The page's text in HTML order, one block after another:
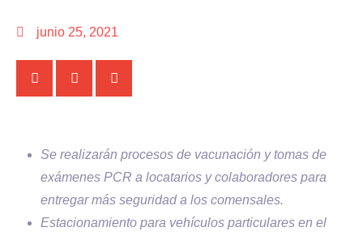
junio 25, 2021
Se realizarán procesos de vacunación y tomas de
exámenes PCR a locatarios y colaboradores para
entregar más seguridad a los comensales.
Estacionamiento para vehículos particulares en el